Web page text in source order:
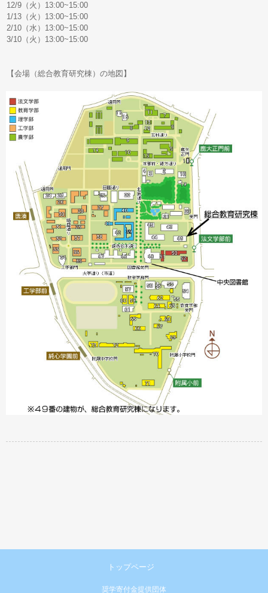
12/9（火）13:00~15:00
1/13（火）13:00~15:00
2/10（水）13:00~15:00
3/10（火）13:00~15:00
【会場（総合教育研究棟）の地図】
トップページ
奨学寄付金提供団体